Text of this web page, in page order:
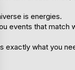
is energies.
events that match
what you